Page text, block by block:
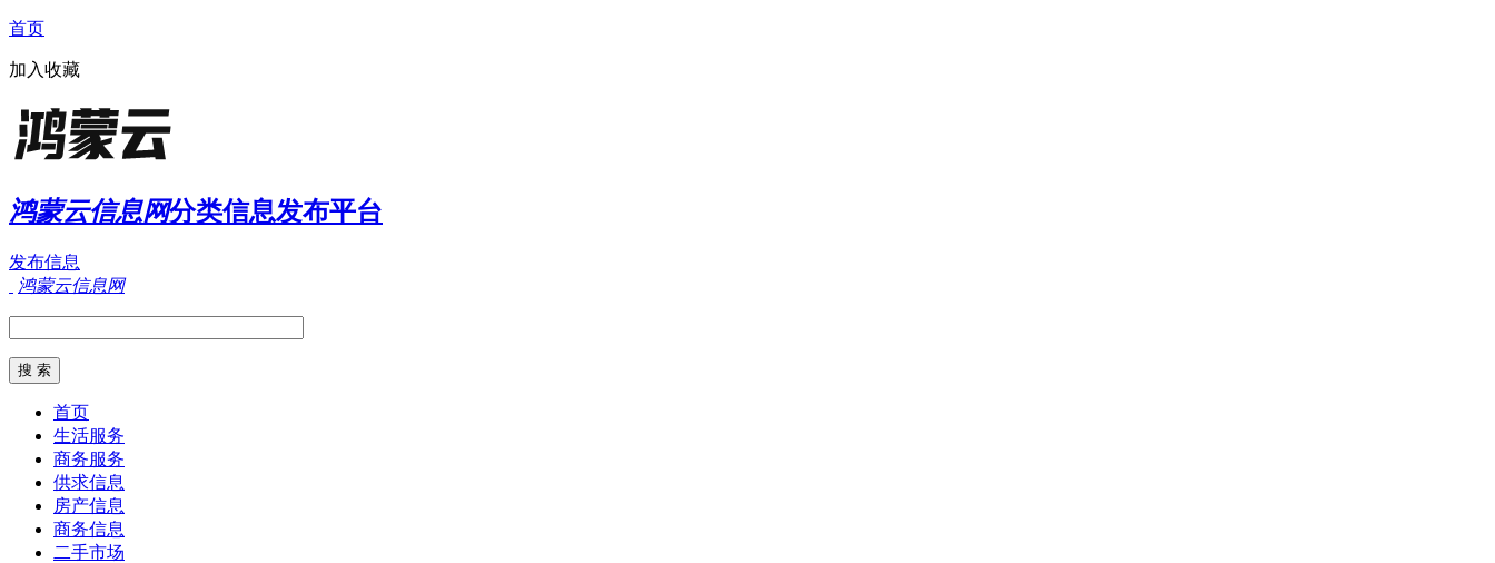
首页
加入收藏
鸿蒙云信息网分类信息发布平台
发布信息
鸿蒙云信息网
首页
生活服务
商务服务
供求信息
房产信息
商务信息
二手市场